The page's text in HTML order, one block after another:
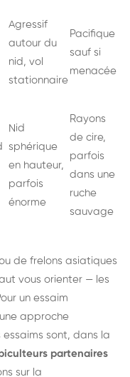
Agressif
autour du
nid, vol
stationnaire
Pacifique
sauf si
menacée
Nid
sphérique
en hauteur,
parfois
énorme
Rayons
de cire,
parfois
dans une
ruche
sauvage
de frelons asiatiques
vous orienter — les
un essaim
approche
sont, dans la
partenaires
sur la